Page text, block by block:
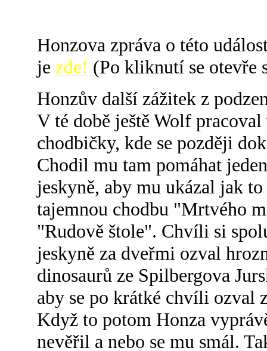
Honzova zpráva o této
je zde! (Po kliknutí se otevře
Honzův další zážitek z
V té době ještě Wolf
chodbičky, kde se později
Chodil mu tam pomáhat
jeskyně, aby mu ukázal jak
tajemnou chodbu "Mrtvého
"Rudově štole". Chvíli si
jeskyně za dveřmi ozval
dinosaurů ze Spilbergova
aby se po krátké chvíli ozval
Když to potom Honza
nevěřil a nebo se mu smál.